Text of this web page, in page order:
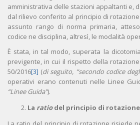
amministrativa delle stazioni appaltanti e,
dal rilievo conferito al principio di
assunto rango di norma primaria,
codice ne disciplina, altresì, le modalità
È stata, in tal modo, superata la
previgente, in cui il rispetto della
50/2016[3] (di seguito, “secondo codice
operativi erano contenuti nelle Linee
“Linee Guida”).
La ratiodel principio di rotazione